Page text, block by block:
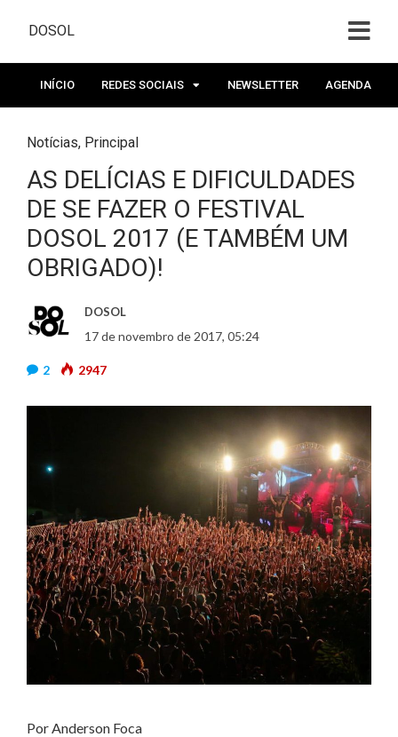
DOSOL
INÍCIO REDES SOCIAIS NEWSLETTER AGENDA
Notícias, Principal
AS DELÍCIAS E DIFICULDADES
DE SE FAZER O FESTIVAL
DOSOL 2017 (E TAMBÉM UM
OBRIGADO)!
DOSOL
17 de novembro de 2017, 05:24
2 2947
Por Anderson Foca